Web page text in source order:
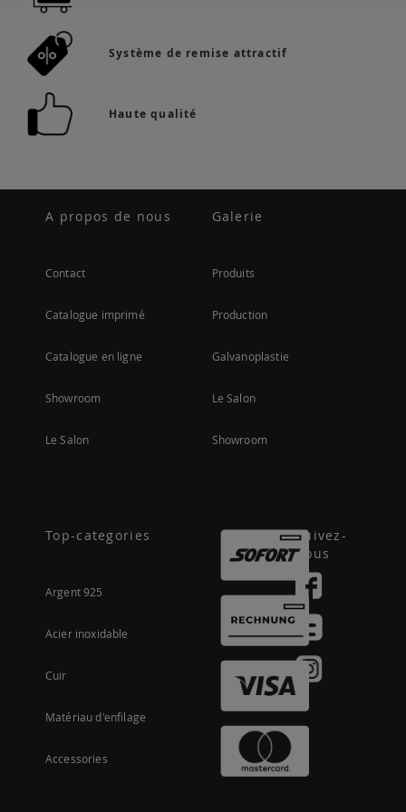
Système de remise attractif
Haute qualité
A propos de nous
Contact
Catalogue imprimé
Catalogue en ligne
Showroom
Le Salon
Galerie
Produits
Production
Galvanoplastie
Le Salon
Showroom
Top-categories
Argent 925
Acier inoxidable
Cuir
Matériau d'enfilage
Accessories
Suivez-
nous